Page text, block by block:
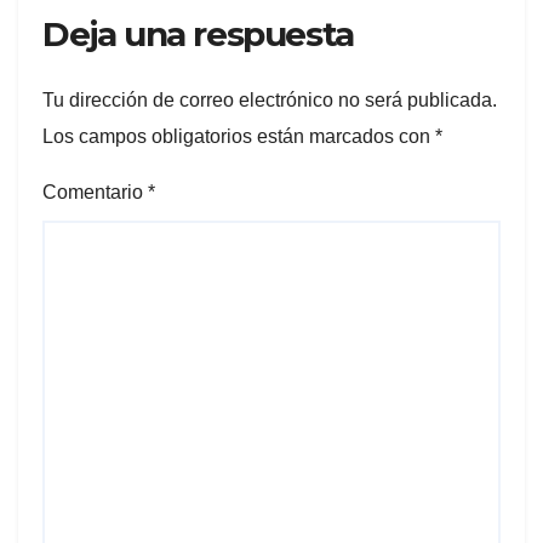
Deja una respuesta
Tu dirección de correo electrónico no será publicada.
Los campos obligatorios están marcados con *
Comentario *